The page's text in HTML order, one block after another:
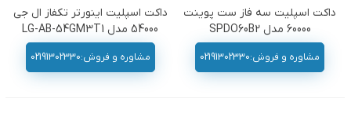
داکت اسپلیت سه فاز ست پوینت
60000 مدل SPDO60B2
مشاوره و فروش:02191302330
داکت اسپلیت اینورتر تکفاز ال جی
54000 مدل LG-AB-54GM3T1
مشاوره و فروش:02191302330